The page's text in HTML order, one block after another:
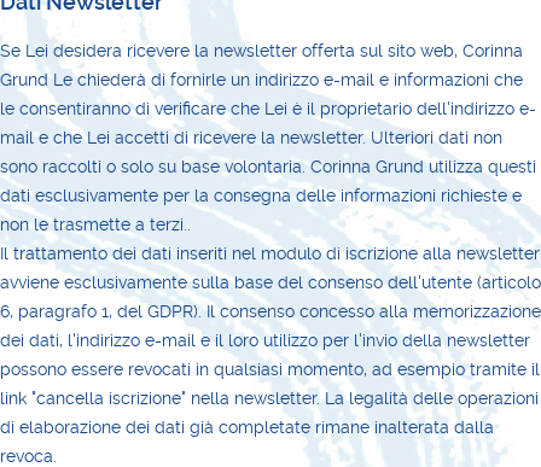
Se Lei desidera ricevere la newsletter offerta sul sito web, Corinna
Grund Le chiederà di fornirle un indirizzo e-mail e informazioni che
le consentiranno di verificare che Lei è il proprietario dell'indirizzo e-
mail e che Lei accetti di ricevere la newsletter. Ulteriori dati non
sono raccolti o solo su base volontaria. Corinna Grund utilizza questi
dati esclusivamente per la consegna delle informazioni richieste e
non le trasmette a terzi..
Il trattamento dei dati inseriti nel modulo di iscrizione alla newsletter
avviene esclusivamente sulla base del consenso dell'utente (articolo
6, paragrafo 1, del GDPR). Il consenso concesso alla memorizzazione
dei dati, l'indirizzo e-mail e il loro utilizzo per l'invio della newsletter
possono essere revocati in qualsiasi momento, ad esempio tramite il
link "cancella iscrizione" nella newsletter. La legalità delle operazioni
di elaborazione dei dati già completate rimane inalterata dalla
revoca.